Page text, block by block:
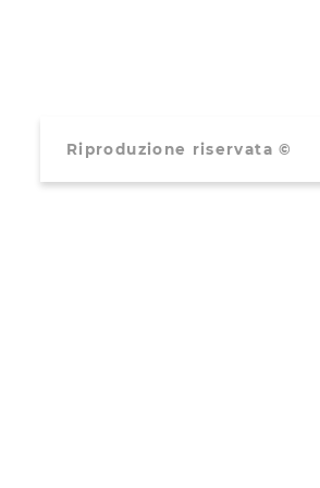
Riproduzione riservata ©